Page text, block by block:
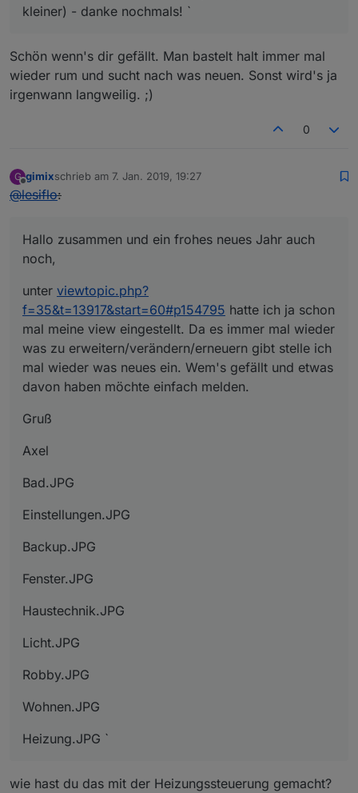
kleiner) - danke nochmals! `
Schön wenn's dir gefällt. Man bastelt halt immer mal
wieder rum und sucht nach was neuen. Sonst wird's ja
irgenwann langweilig. ;)
0
G
Offline
gimixschrieb am 7. Jan. 2019, 19:27
zuletzt editiert von
@lesiflo:
Hallo zusammen und ein frohes neues Jahr auch
noch,
unter viewtopic.php?
f=35&t=13917&start=60#p154795 hatte ich ja schon
mal meine view eingestellt. Da es immer mal wieder
was zu erweitern/verändern/erneuern gibt stelle ich
mal wieder was neues ein. Wem's gefällt und etwas
davon haben möchte einfach melden.
Gruß
Axel
Bad.JPG
Einstellungen.JPG
Backup.JPG
Fenster.JPG
Haustechnik.JPG
Licht.JPG
Robby.JPG
Wohnen.JPG
Heizung.JPG `
wie hast du das mit der Heizungssteuerung gemacht?